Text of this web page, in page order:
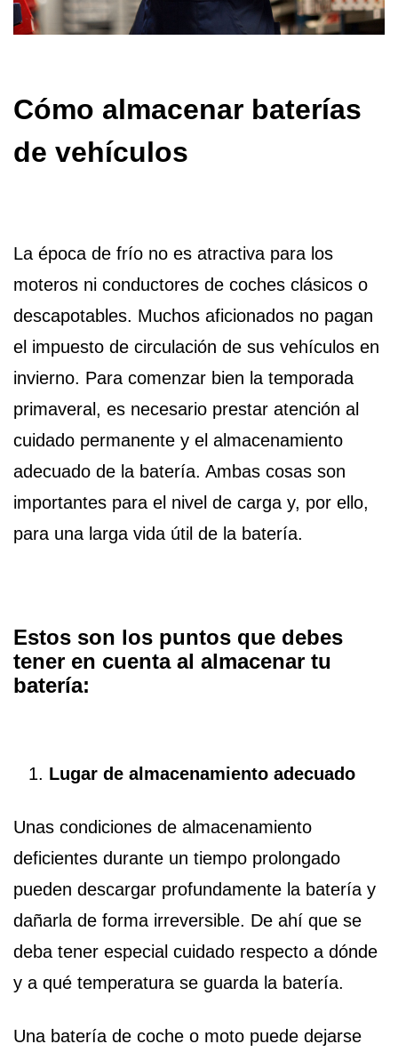
Cómo almacenar baterías
de vehículos
La época de frío no es atractiva para los
moteros ni conductores de coches clásicos o
descapotables. Muchos aficionados no pagan
el impuesto de circulación de sus vehículos en
invierno. Para comenzar bien la temporada
primaveral, es necesario prestar atención al
cuidado permanente y el almacenamiento
adecuado de la batería. Ambas cosas son
importantes para el nivel de carga y, por ello,
para una larga vida útil de la batería.
Estos son los puntos que debes
tener en cuenta al almacenar tu
batería:
Lugar de almacenamiento adecuado
Unas condiciones de almacenamiento
deficientes durante un tiempo prolongado
pueden descargar profundamente la batería y
dañarla de forma irreversible. De ahí que se
deba tener especial cuidado respecto a dónde
y a qué temperatura se guarda la batería.
Una batería de coche o moto puede dejarse